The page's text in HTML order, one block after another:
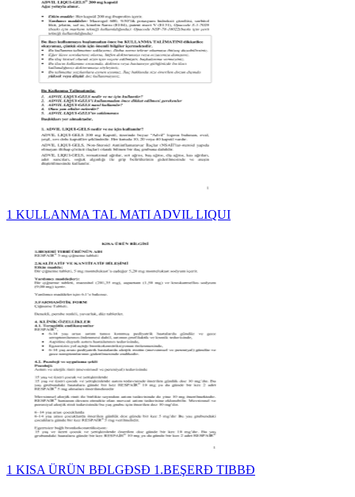
1 KULLANMA TAL MATI ADVIL LIQUI
1 KISA ÜRÜN BĐLGĐSĐ 1.BEŞERĐ TIBBĐ